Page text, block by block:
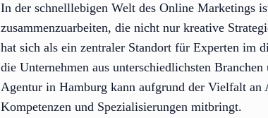
In der schnelllebigen Welt des Online Marketings
zusammenzuarbeiten, die nicht nur kreative
hat sich als ein zentraler Standort für Experten im
die Unternehmen aus unterschiedlichsten
Agentur in Hamburg kann aufgrund der Vielfalt an
Kompetenzen und Spezialisierungen mitbringt.